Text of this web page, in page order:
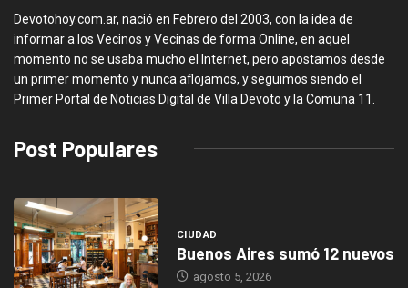
Devotohoy.com.ar, nació en Febrero del 2003, con la idea de
informar a los Vecinos y Vecinas de forma Online, en aquel
momento no se usaba mucho el Internet, pero apostamos desde
un primer momento y nunca aflojamos, y seguimos siendo el
Primer Portal de Noticias Digital de Villa Devoto y la Comuna 11.
Post Populares
CIUDAD
Buenos Aires sumó 12 nuevos
agosto 5, 2026